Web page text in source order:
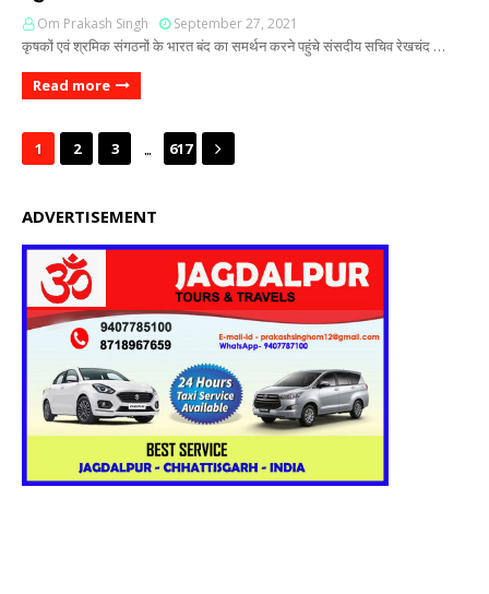
Om Prakash Singh September 27, 2021
कृषकों एवं श्रमिक संगठनों के भारत बंद का समर्थन करने पहुंचे संसदीय सचिव रेखचंद …
Read more
1 2 3 ... 617
ADVERTISEMENT